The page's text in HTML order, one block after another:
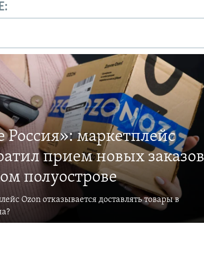
маркетплейс
прием новых заказов
полуострове
Ozon отказывается доставлять товары в